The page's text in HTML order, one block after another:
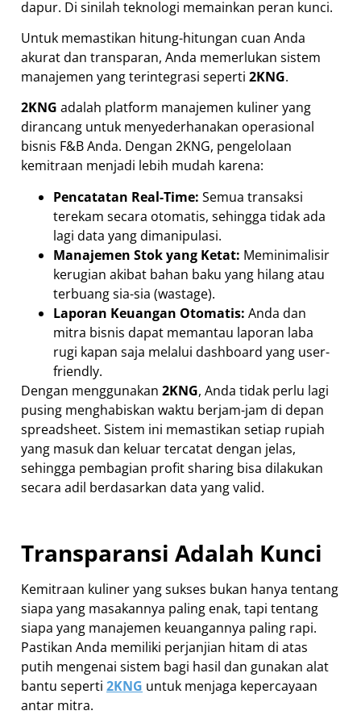
dapur. Di sinilah teknologi memainkan peran kunci.
Untuk memastikan hitung-hitungan cuan Anda
akurat dan transparan, Anda memerlukan sistem
manajemen yang terintegrasi seperti 2KNG.
2KNG adalah platform manajemen kuliner yang
dirancang untuk menyederhanakan operasional
bisnis F&B Anda. Dengan 2KNG, pengelolaan
kemitraan menjadi lebih mudah karena:
Pencatatan Real-Time: Semua transaksi
terekam secara otomatis, sehingga tidak ada
lagi data yang dimanipulasi.
Manajemen Stok yang Ketat: Meminimalisir
kerugian akibat bahan baku yang hilang atau
terbuang sia-sia (wastage).
Laporan Keuangan Otomatis: Anda dan
mitra bisnis dapat memantau laporan laba
rugi kapan saja melalui dashboard yang user-
friendly.
Dengan menggunakan 2KNG, Anda tidak perlu lagi
pusing menghabiskan waktu berjam-jam di depan
spreadsheet. Sistem ini memastikan setiap rupiah
yang masuk dan keluar tercatat dengan jelas,
sehingga pembagian profit sharing bisa dilakukan
secara adil berdasarkan data yang valid.
Transparansi Adalah Kunci
Kemitraan kuliner yang sukses bukan hanya tentang
siapa yang masakannya paling enak, tapi tentang
siapa yang manajemen keuangannya paling rapi.
Pastikan Anda memiliki perjanjian hitam di atas
putih mengenai sistem bagi hasil dan gunakan alat
bantu seperti 2KNG untuk menjaga kepercayaan
antar mitra.